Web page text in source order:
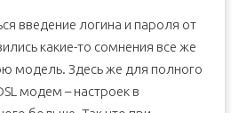
введение логина и пароля от
какие-то сомнения все же
модель. Здесь же для полного
модем – настроек в